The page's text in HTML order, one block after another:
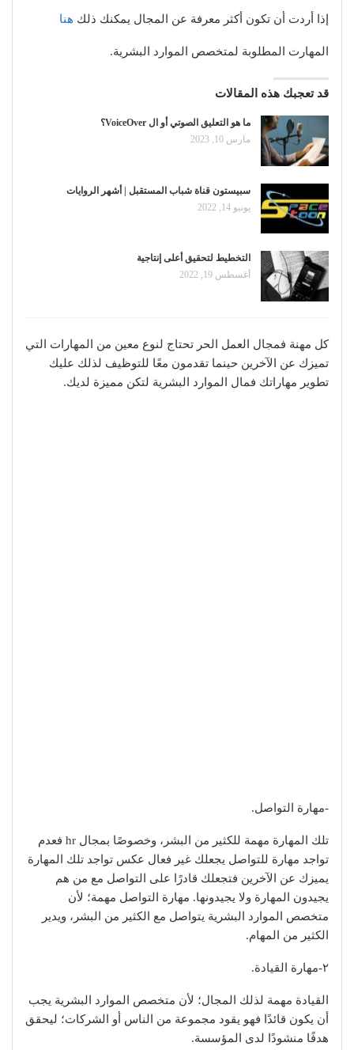
إذا أردت أن تكون أكثر معرفة عن المجال يمكنك ذلك هنا
المهارت المطلوبة لمتخصص الموارد البشرية.
قد تعجبك هذه المقالات
ما هو التعليق الصوتي أو ال VoiceOver؟
مارس 10, 2023
سبيستون قناة شباب المستقبل | أشهر الروايات
يونيو 14, 2022
التخطيط لتحقيق أعلى إنتاجية
أغسطس 19, 2022
كل مهنة فمجال العمل الحر تحتاج لنوع معين من المهارات التي
تميزك عن الآخرين حينما تقدمون معًا للتوظيف لذلك عليك
تطوير مهاراتك فمال الموارد البشرية لتكن مميزة لديك.
-مهارة التواصل.
تلك المهارة مهمة للكثير من البشر، وخصوصًا بمجال hr فعدم
تواجد مهارة للتواصل يجعلك غير فعال عكس تواجد تلك المهارة
يميزك عن الآخرين فتجعلك قادرًا على التواصل مع من هم
يجيدون المهارة ولا يجيدونها. مهارة التواصل مهمة؛ لأن
متخصص الموارد البشرية يتواصل مع الكثير من البشر، ويدير
الكثير من المهام.
٢-مهارة القيادة.
القيادة مهمة لذلك المجال؛ لأن متخصص الموارد البشرية يجب
أن يكون قائدًا فهو يقود مجموعة من الناس أو الشركات؛ ليحقق
هدفًا منشودًا لدى المؤسسة.